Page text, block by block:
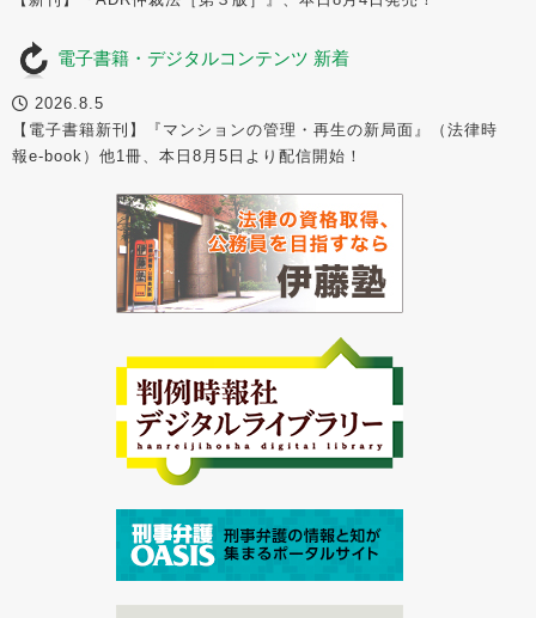
電子書籍・デジタルコンテンツ 新着
2026.8.5
【電子書籍新刊】『マンションの管理・再生の新局面』（法律時
報e-book）他1冊、本日8月5日より配信開始！